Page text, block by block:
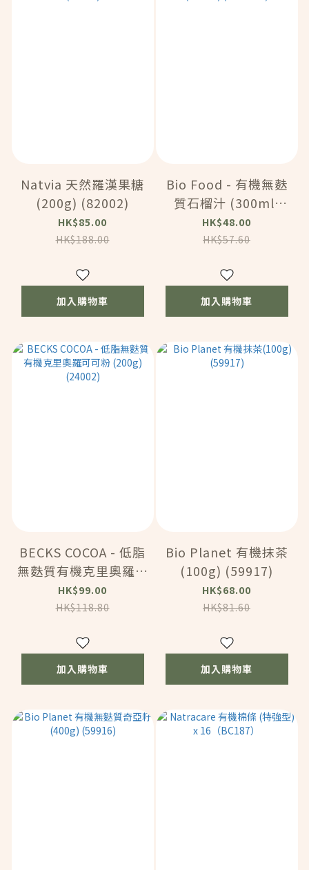
Natvia 天然羅漢果糖
(200g) (82002)
HK$85.00
HK$188.00
加入購物車
Bio Food - 有機無麩
質石榴汁 (300ml)
(1062636)
HK$48.00
HK$57.60
加入購物車
BECKS COCOA - 低脂
無麩質有機克里奧羅可
可粉 (200g) (24002)
HK$99.00
HK$118.80
加入購物車
Bio Planet 有機抹茶
(100g) (59917)
HK$68.00
HK$81.60
加入購物車